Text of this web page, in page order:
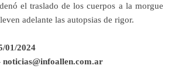
el traslado de los cuerpos a la morgue
adelante las autopsias de rigor.
01/2024